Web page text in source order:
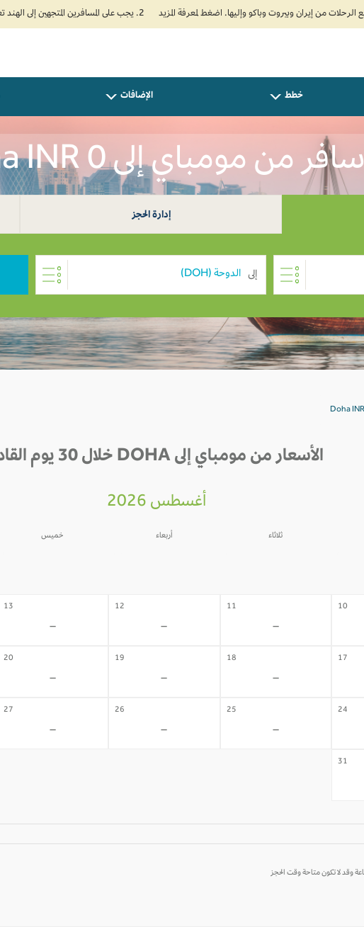
2. يجب على المسافرين المتجهين إلى الهند تعبئة نموذج الإقرار الصحي الذاتي (Air Suvidha) الإلزامي قبل موعد الوصول بـ 24 ساعة على الأقل. اضغط هنا للدخول إلى بوابة Air Suvidha.
خطط الإضافات
سافر من مومباي إلى Doha INR 0
إدارة الحجز
إلى
الأسعار من مومباي إلى DOHA خلال 30 يوم القادمة
أغسطس 2026
ثلاثاء أربعاء خميس
10
11
-
12
-
13
-
17
18
-
19
-
20
-
24
25
-
26
-
27
-
31